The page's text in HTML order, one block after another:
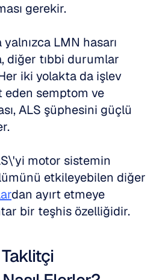
gerekir.
LMN hasarı
diğer tıbbi durumlar
iki yolakta da işlev
semptom ve
ALS şüphesini güçlü
motor sistemin
dan ayırt etmeye
bir teşhis özelliğidir.